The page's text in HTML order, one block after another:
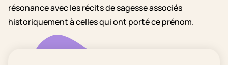
résonance avec les récits de sagesse associés
historiquement à celles qui ont porté ce prénom.